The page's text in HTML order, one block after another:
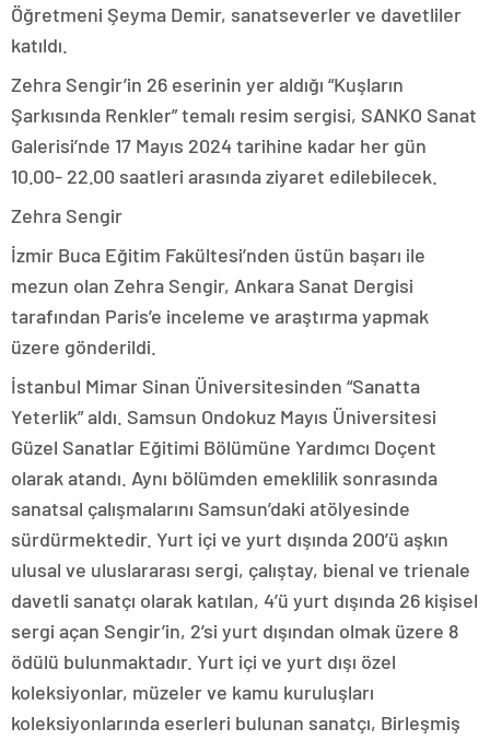
Öğretmeni Şeyma Demir, sanatseverler ve davetliler
katıldı.
Zehra Sengir’in 26 eserinin yer aldığı “Kuşların
Şarkısında Renkler” temalı resim sergisi, SANKO Sanat
Galerisi’nde 17 Mayıs 2024 tarihine kadar her gün
10.00- 22.00 saatleri arasında ziyaret edilebilecek.
Zehra Sengir
İzmir Buca Eğitim Fakültesi’nden üstün başarı ile
mezun olan Zehra Sengir, Ankara Sanat Dergisi
tarafından Paris’e inceleme ve araştırma yapmak
üzere gönderildi.
İstanbul Mimar Sinan Üniversitesinden “Sanatta
Yeterlik” aldı. Samsun Ondokuz Mayıs Üniversitesi
Güzel Sanatlar Eğitimi Bölümüne Yardımcı Doçent
olarak atandı. Aynı bölümden emeklilik sonrasında
sanatsal çalışmalarını Samsun’daki atölyesinde
sürdürmektedir. Yurt içi ve yurt dışında 200’ü aşkın
ulusal ve uluslararası sergi, çalıştay, bienal ve trienale
davetli sanatçı olarak katılan, 4’ü yurt dışında 26 kişisel
sergi açan Sengir’in, 2’si yurt dışından olmak üzere 8
ödülü bulunmaktadır. Yurt içi ve yurt dışı özel
koleksiyonlar, müzeler ve kamu kuruluşları
koleksiyonlarında eserleri bulunan sanatçı, Birleşmiş